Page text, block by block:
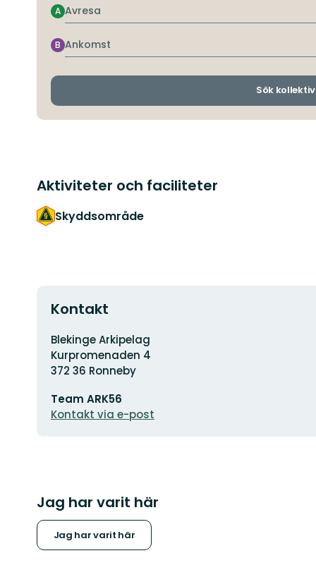
Avresa
A
Ankomst
B
Sök
Aktiviteter och faciliteter
Skyddsområde
Kontakt
Adress
Blekinge Arkipelag
Kurpromenaden 4
372 36 Ronneby
postadress
Team ARK56
Kontakt via e-post
Jag har varit här
Jag har varit här